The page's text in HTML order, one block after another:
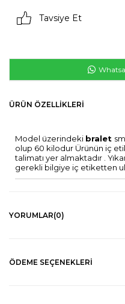
Tavsiye Et
ÜRÜN ÖZELLIKLERI
Model üzerindeki bralet
olup 60 kilodur Ürünün iç
talimatı yer almaktadır .
gerekli bilgiye iç etiketten
YORUMLAR(0)
ÖDEME SEÇENEKLERI